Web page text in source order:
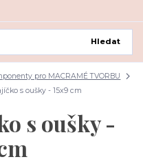
Hledat
pro MACRAMÉ TVORBU
s oušky - 15x9 cm
s oušky -